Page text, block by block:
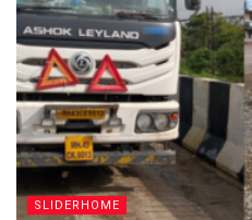
SLIDERHOME